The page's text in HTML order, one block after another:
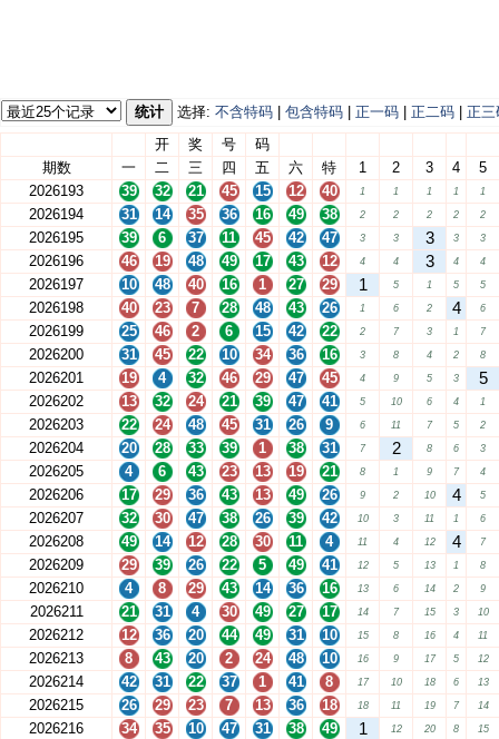
统计 选择: 不含特码 包含特码 正一码 正二码
正三
开
奖 号
码
期数
一 二 三 四 五 六 特 1 2 3 4
5
2026193
39 32 21 45 15 12 40 1 1 1 1 1
2026194 31 14 35 36 16 49 38 2 2 2 2 2
2026195 39 6 37 11 45 42 47 3 3 3 3 3
2026196 46 19 48 49 17 43 12 4 4 3 4 4
2026197 10 48 40 16 1 27 29 1 5 1 5 5
2026198 40 23 7 28 48 43 26 1 6 2 4 6
2026199 25 46 2 6 15 42 22 2 7 3 1 7
2026200 31 45 22 10 34 36 16 3 8 4 2 8
2026201 19 4 32 46 29 47 45 4 9 5 3 5
2026202 13 32 24 21 39 47 41 5 10 6 4 1
2026203 22 24 48 45 31 26 9 6 11 7 5 2
2026204 20 28 33 39 1 38 31 7 2 8 6 3
2026205 4 6 43 23 13 19 21 8 1 9 7 4
2026206 17 29 36 43 13 49 26 9 2 10 4 5
2026207 32 30 47 38 26 39 42 10 3 11 1 6
2026208 49 14 12 28 30 11 4 11 4 12 4 7
2026209 29 39 26 22 5 49 41 12 5 13 1 8
2026210 4 8 29 43 14 36 16 13 6 14 2 9
2026211 21 31 4 30 49 27 17 14 7 15 3 10
2026212 12 36 20 44 49 31 10 15 8 16 4 11
2026213 8 43 20 2 24 48 10 16 9 17 5 12
2026214 42 31 22 37 1 41 8 17 10 18 6 13
2026215 26 29 23 7 13 36 18 18 11 19 7 14
2026216 34 35 10 47 31 38 49 1 12 20 8 15